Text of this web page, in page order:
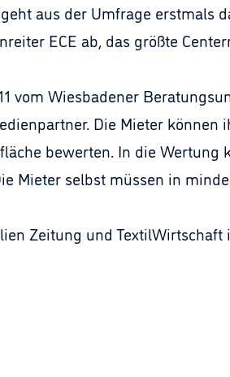
aus der Umfrage erstmals
ECE ab, das größte
vom Wiesbadener
Die Mieter können
bewerten. In die Wertung
Mieter selbst müssen in
Zeitung und TextilWirtschaft